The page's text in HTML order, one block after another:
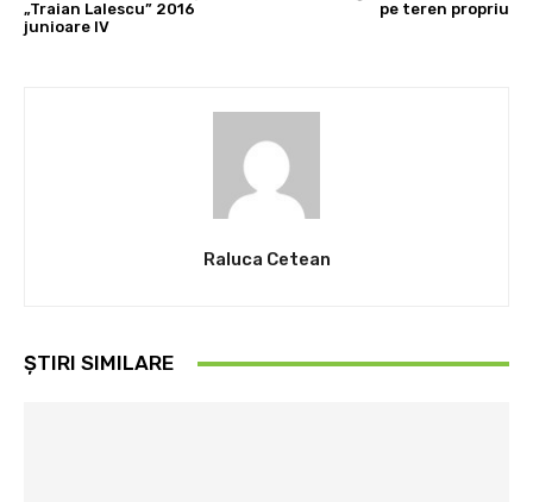
„Traian Lalescu” 2016
junioare IV
pe teren propriu
Raluca Cetean
ȘTIRI SIMILARE